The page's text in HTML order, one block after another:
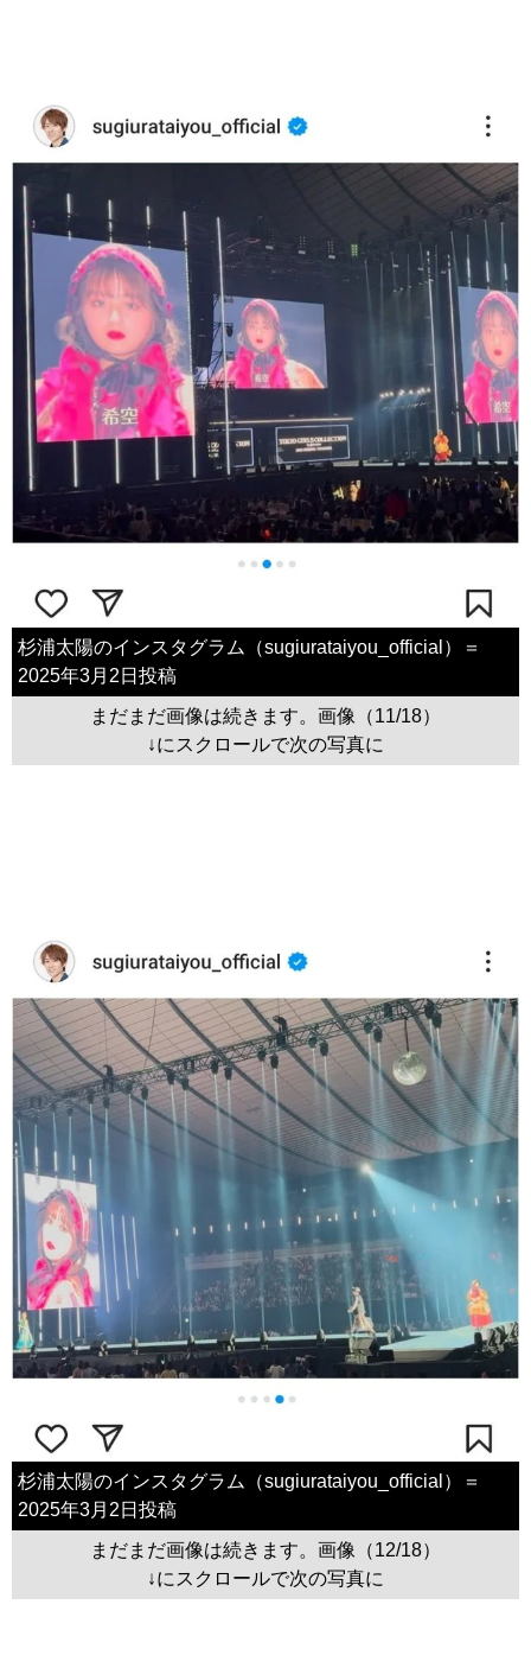
杉浦太陽のインスタグラム（sugiurataiyou_official）＝
2025年3月2日投稿
まだまだ画像は続きます。画像（11/18）
↓にスクロールで次の写真に
杉浦太陽のインスタグラム（sugiurataiyou_official）＝
2025年3月2日投稿
まだまだ画像は続きます。画像（12/18）
↓にスクロールで次の写真に